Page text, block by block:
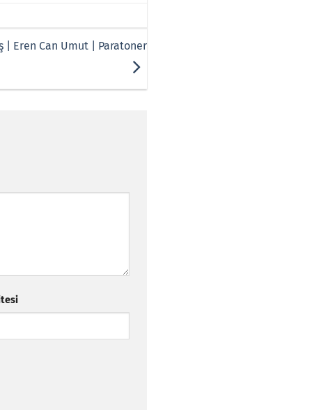
| Eren Can Umut | Paratoner